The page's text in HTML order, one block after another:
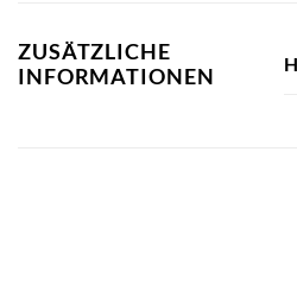
ZUSÄTZLICHE
INFORMATIONEN